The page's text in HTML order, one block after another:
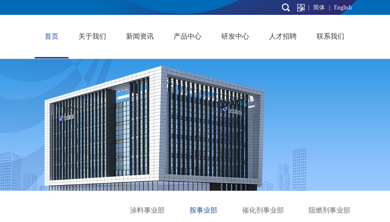
简体 English
首页 关于我们 新闻资讯 产品中心 研发中心 人才招聘 联系我们
涂料事业部 胺事业部 催化剂事业部 阻燃剂事业部